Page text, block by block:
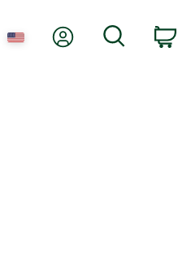
我的帳號